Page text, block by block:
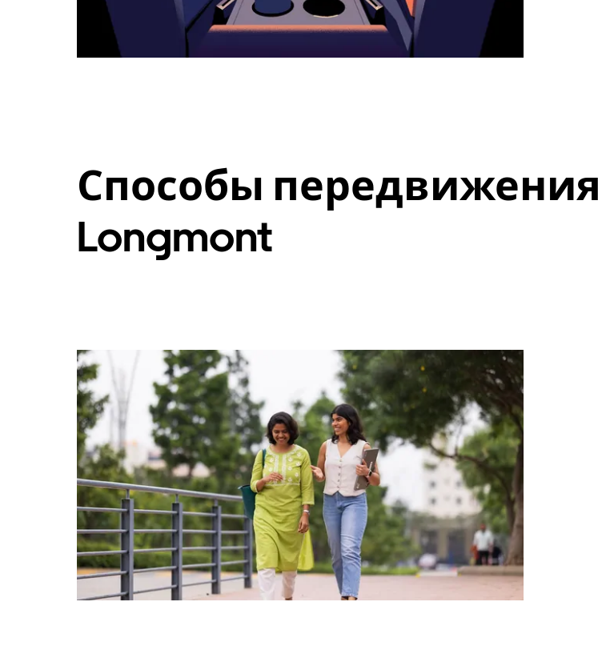
Способы
Longmont